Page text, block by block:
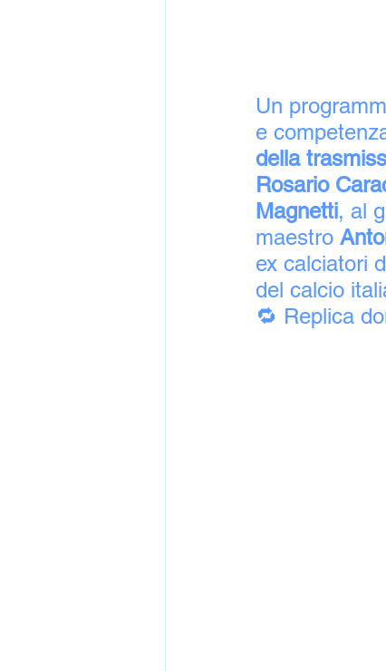
Un
e
della
Rosario
Magnetti, al
maestro
ex calciatori
del calcio
🔁 Replica